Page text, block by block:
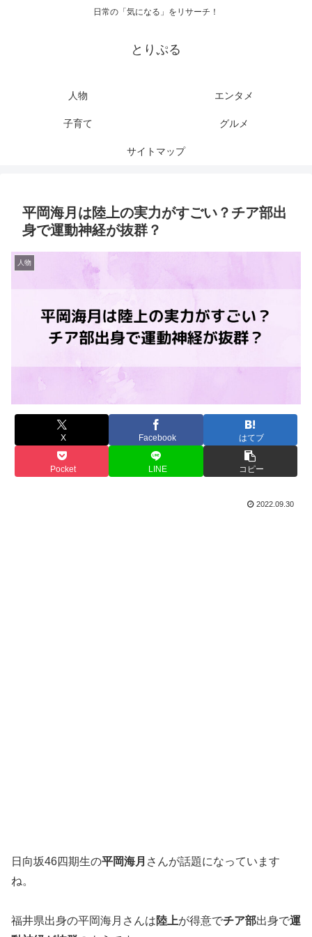
日常の「気になる」をリサーチ！
とりぷる
人物 エンタメ
子育て グルメ
サイトマップ
平岡海月は陸上の実力がすごい？チア部出
身で運動神経が抜群？
人物
X Facebook はてブ
Pocket LINE コピー
2022.09.30
日向坂46四期生の平岡海月 さんが話題になっています
ね。
福井県出身の平岡海月さんは陸上が得意でチア部出身で運